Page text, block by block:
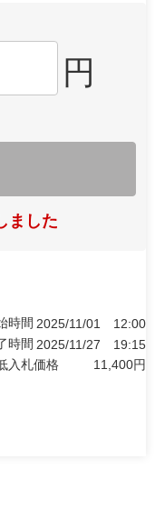
円
ました
時間 2025/11/01
12:00
時間 2025/11/27
19:15
入札価格
11,400円